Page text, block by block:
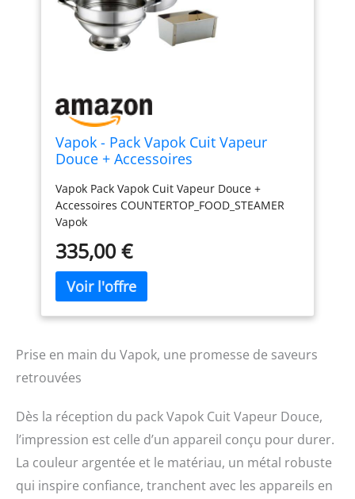
Vapok - Pack Vapok Cuit Vapeur
Douce + Accessoires
Vapok Pack Vapok Cuit Vapeur Douce +
Accessoires COUNTERTOP_FOOD_STEAMER
Vapok
335,00 €
Prise en main du Vapok, une promesse de saveurs
retrouvées
Dès la réception du pack Vapok Cuit Vapeur Douce,
l’impression est celle d’un appareil conçu pour durer.
La couleur argentée et le matériau, un métal robuste
qui inspire confiance, tranchent avec les appareils en